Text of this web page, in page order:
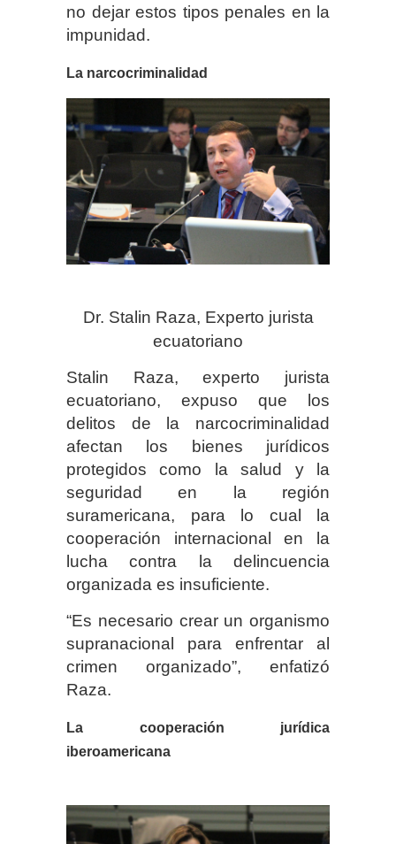
no dejar estos tipos penales en la
impunidad.
La narcocriminalidad
Dr. Stalin Raza, Experto jurista
ecuatoriano
Stalin Raza, experto jurista
ecuatoriano, expuso que los
delitos de la narcocriminalidad
afectan los bienes jurídicos
protegidos como la salud y la
seguridad en la región
suramericana, para lo cual la
cooperación internacional en la
lucha contra la delincuencia
organizada es insuficiente.
“Es necesario crear un organismo
supranacional para enfrentar al
crimen organizado”, enfatizó
Raza.
La cooperación jurídica
iberoamericana